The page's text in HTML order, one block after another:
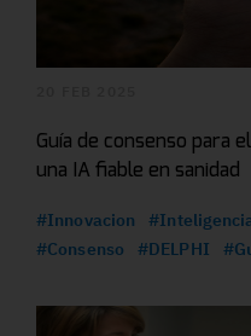
Guía de consenso para
una IA fiable en sanidad
#Innovacion
#Consenso
#DELPHI